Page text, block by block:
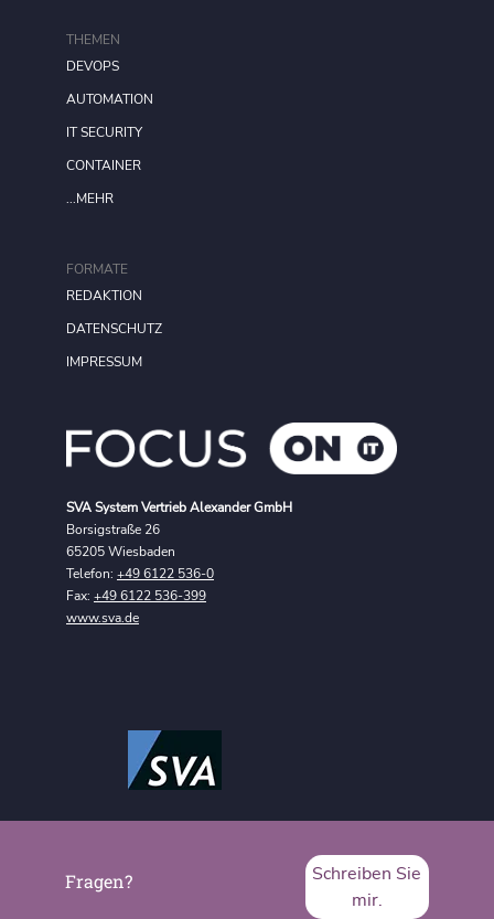
Fragen?
Schreiben Sie
mir.
SVA System Vertrieb Alexander GmbH
Borsigstraße 26
65205 Wiesbaden
Telefon: +49 6122 536-0
Fax: +49 6122 536-399
www.sva.de
FORMATE
REDAKTION
DATENSCHUTZ
IMPRESSUM
THEMEN
DEVOPS
AUTOMATION
IT SECURITY
CONTAINER
...MEHR